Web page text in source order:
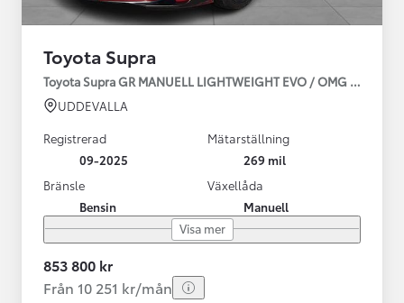
Toyota Supra
Toyota Supra GR MANUELL LIGHTWEIGHT EVO / OMG LEV!
UDDEVALLA
Registrerad
09-2025
Mätarställning
269 mil
Bränsle
Bensin
Växellåda
Manuell
Visa mer
853 800 kr
Från 10 251 kr/mån